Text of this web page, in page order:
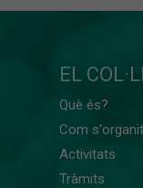
EL
Què és?
Com
Activitats
Tràmits